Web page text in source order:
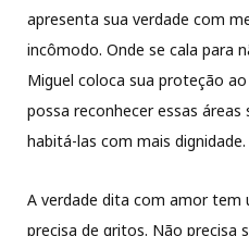
apresenta sua verdade com
incômodo. Onde se cala para
Miguel coloca sua proteção
possa reconhecer essas
habitá-las com mais dignidade.
A verdade dita com amor tem
precisa de gritos. Não precisa